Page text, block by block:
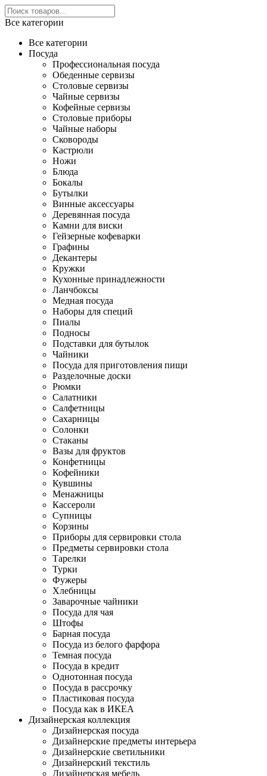
Все категории
Все категории
Посуда
Профессиональная посуда
Обеденные сервизы
Столовые сервизы
Чайные сервизы
Кофейные сервизы
Столовые приборы
Чайные наборы
Сковороды
Кастрюли
Ножи
Блюда
Бокалы
Бутылки
Винные аксессуары
Деревянная посуда
Камни для виски
Гейзерные кофеварки
Графины
Декантеры
Кружки
Кухонные принадлежности
Ланчбоксы
Медная посуда
Наборы для специй
Пиалы
Подносы
Подставки для бутылок
Чайники
Посуда для приготовления пищи
Разделочные доски
Рюмки
Салатники
Салфетницы
Сахарницы
Солонки
Стаканы
Вазы для фруктов
Конфетницы
Кофейники
Кувшины
Менажницы
Кассероли
Супницы
Корзины
Приборы для сервировки стола
Предметы сервировки стола
Тарелки
Турки
Фужеры
Хлебницы
Заварочные чайники
Посуда для чая
Штофы
Барная посуда
Посуда из белого фарфора
Темная посуда
Посуда в кредит
Однотонная посуда
Посуда в рассрочку
Пластиковая посуда
Посуда как в ИКЕА
Дизайнерская коллекция
Дизайнерская посуда
Дизайнерские предметы интерьера
Дизайнерские светильники
Дизайнерский текстиль
Дизайнерская мебель